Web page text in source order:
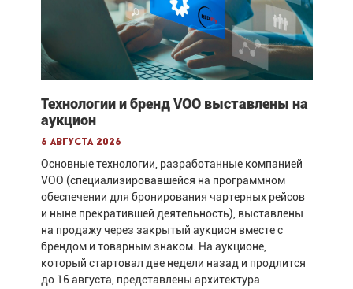
Технологии и бренд VOO выставлены на
аукцион
6 августа 2026
Основные технологии, разработанные компанией
VOO (специализировавшейся на программном
обеспечении для бронирования чартерных рейсов
и ныне прекратившей деятельность), выставлены
на продажу через закрытый аукцион вместе с
брендом и товарным знаком. На аукционе,
который стартовал две недели назад и продлится
до 16 августа, представлены архитектура